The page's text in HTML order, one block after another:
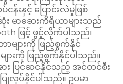
န်းနှင့် ပြောင်းလဲမှုဖြစ်
မာဆေးကိရိယာများသည်
ဖြင့် ဖွင့်လိုက်ပါသည်၊
များကို ဖြည့်စွက်နိုင်
ားကို ဖြည့်စွက်နိုင်ပါသည်။
ား ပြင်ဆင်နိုင်သည့် အင်တင်စီး
ပြုလုပ်နိုင်ပါသည်။ ဥပမာ